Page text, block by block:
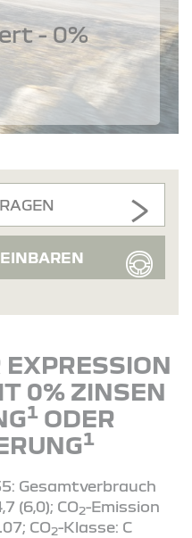
- 0%
0% ZINSEN
1 ODER
1
Gesamtverbrauch
(6,0); CO2-Emission
CO2-Klasse: C